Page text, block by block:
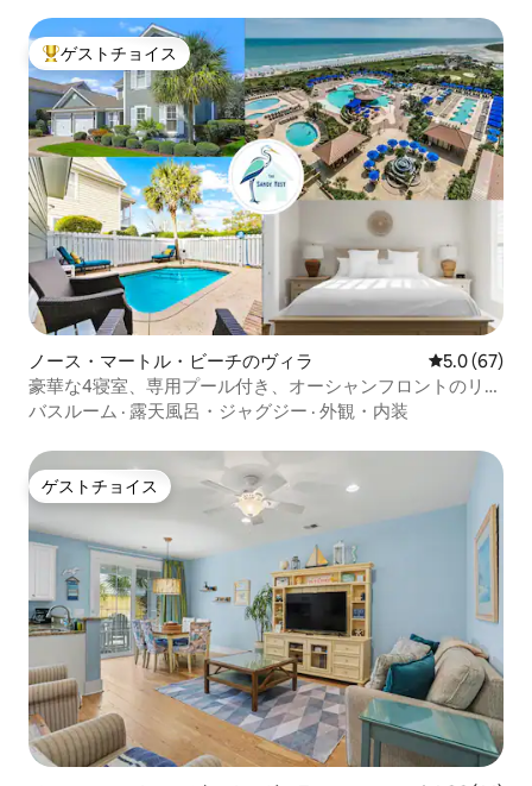
大好評のゲストチョイスです。
ゲストチョイス
ノース・マートル・ビーチのヴィラ レビュー67
5.0 (67)
豪華な4寝室、専用プール付き、オーシャンフロントのリゾ
ート
バスルーム · 露天風呂・ジャグジー · 外観・内装
ゲストチョイス
ゲストチョイス